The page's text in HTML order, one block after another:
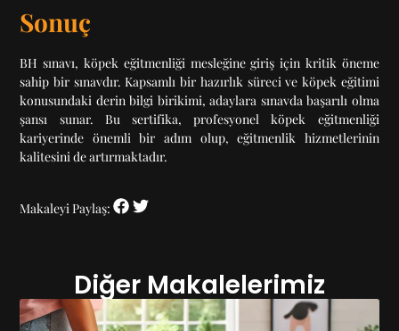
Sonuç
BH sınavı, köpek eğitmenliği mesleğine giriş için kritik öneme
sahip bir sınavdır. Kapsamlı bir hazırlık süreci ve köpek eğitimi
konusundaki derin bilgi birikimi, adaylara sınavda başarılı olma
şansı sunar. Bu sertifika, profesyonel köpek eğitmenliği
kariyerinde önemli bir adım olup, eğitmenlik hizmetlerinin
kalitesini de artırmaktadır.
Makaleyi Paylaş:
Diğer Makalelerimiz